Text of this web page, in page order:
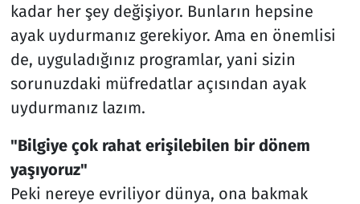
kadar her şey değişiyor. Bunların hepsine
ayak uydurmanız gerekiyor. Ama en önemlisi
de, uyguladığınız programlar, yani sizin
sorunuzdaki müfredatlar açısından ayak
uydurmanız lazım.
"Bilgiye çok rahat erişilebilen bir dönem
yaşıyoruz"
Peki nereye evriliyor dünya, ona bakmak